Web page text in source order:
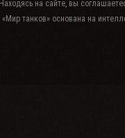
на сайте, вы
танков» основана на